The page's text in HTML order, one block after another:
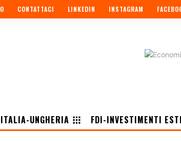
CONTATTACI LINKEDIN INSTAGRAM
ITALIA-UNGHERIA FDI-INVESTIMENTI